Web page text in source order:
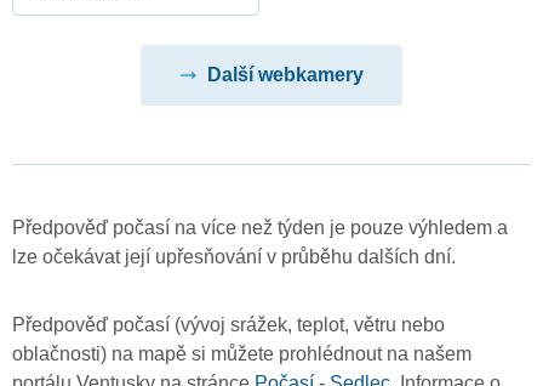
Další webkamery
Předpověď počasí na více než týden je pouze výhledem a
lze očekávat její upřesňování v průběhu dalších dní.
Předpověď počasí (vývoj srážek, teplot, větru nebo
oblačnosti) na mapě si můžete prohlédnout na našem